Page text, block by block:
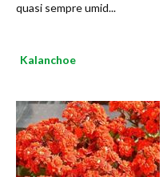
quasi sempre umid...
Kalanchoe